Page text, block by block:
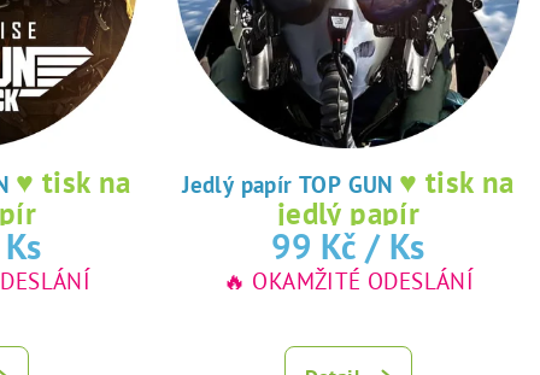
♥ tisk na
Jedlý papír TOP GUN ♥ tisk na
jedlý papír
99 Kč / Ks
🔥 OKAMŽITÉ ODESLÁNÍ